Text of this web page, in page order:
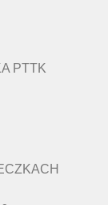
PTTK